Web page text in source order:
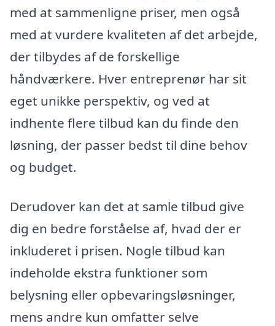
med at sammenligne priser, men også
med at vurdere kvaliteten af det arbejde,
der tilbydes af de forskellige
håndværkere. Hver entreprenør har sit
eget unikke perspektiv, og ved at
indhente flere tilbud kan du finde den
løsning, der passer bedst til dine behov
og budget.
Derudover kan det at samle tilbud give
dig en bedre forståelse af, hvad der er
inkluderet i prisen. Nogle tilbud kan
indeholde ekstra funktioner som
belysning eller opbevaringsløsninger,
mens andre kun omfatter selve